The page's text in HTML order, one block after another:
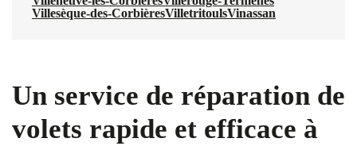
Villesèque-des-CorbièresVilletritoulsVinassan
Un service de réparation de
volets rapide et efficace à